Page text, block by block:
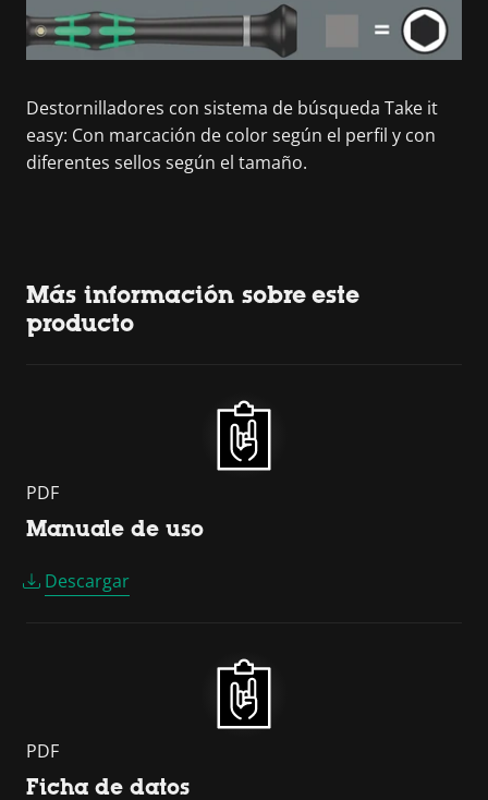
Destornilladores con sistema de búsqueda Take it
easy: Con marcación de color según el perfil y con
diferentes sellos según el tamaño.
Más información sobre este
producto
PDF
Manuale de uso
Descargar
PDF
Ficha de datos